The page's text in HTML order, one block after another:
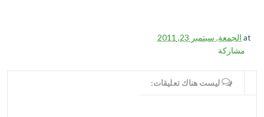
at الجمعة, سبتمبر 23, 2011
مشاركة
ليست هناك تعليقات:
WRITE COMMENTS